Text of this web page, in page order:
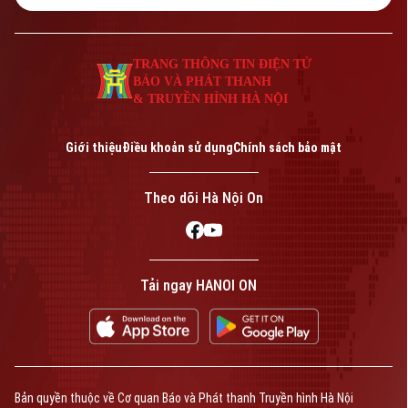
Quần vợt
Liên hệ đường dây nóng (bấm để gọi)
0865.116.699 (hotline)
Tòa soạn
0865.116.699
Bản quyền thuộc về Cơ quan Báo và Phát thanh Truyền hình Hà Nội Giấy
TRANG THÔNG TIN ĐIỆN TỬ
BÁO VÀ PHÁT THANH
& TRUYỀN HÌNH HÀ NỘI
Giới thiệuĐiều khoản sử dụngChính sách bảo mật
Theo dõi Hà Nội On
Tải ngay HANOI ON
Bản quyền thuộc về Cơ quan Báo và Phát thanh Truyền hình Hà Nội